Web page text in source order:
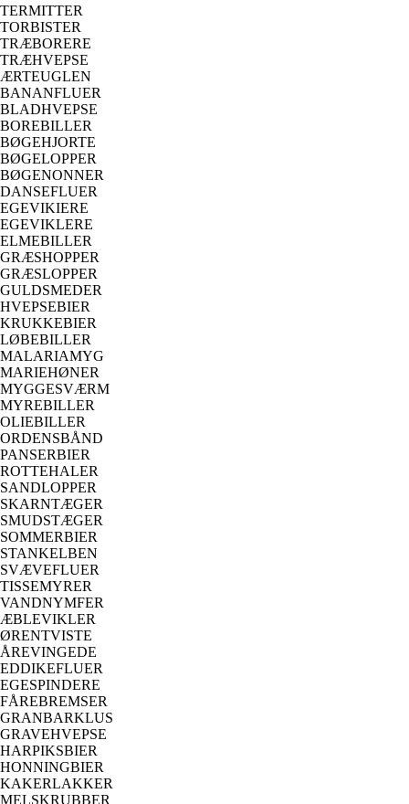
TERMITTER
TORBISTER
TRÆBORERE
TRÆHVEPSE
ÆRTEUGLEN
BANANFLUER
BLADHVEPSE
BOREBILLER
BØGEHJORTE
BØGELOPPER
BØGENONNER
DANSEFLUER
EGEVIKIERE
EGEVIKLERE
ELMEBILLER
GRÆSHOPPER
GRÆSLOPPER
GULDSMEDER
HVEPSEBIER
KRUKKEBIER
LØBEBILLER
MALARIAMYG
MARIEHØNER
MYGGESVÆRM
MYREBILLER
OLIEBILLER
ORDENSBÅND
PANSERBIER
ROTTEHALER
SANDLOPPER
SKARNTÆGER
SMUDSTÆGER
SOMMERBIER
STANKELBEN
SVÆVEFLUER
TISSEMYRER
VANDNYMFER
ÆBLEVIKLER
ØRENTVISTE
ÅREVINGEDE
EDDIKEFLUER
EGESPINDERE
FÅREBREMSER
GRANBARKLUS
GRAVEHVEPSE
HARPIKSBIER
HONNINGBIER
KAKERLAKKER
MELSKRUBBER